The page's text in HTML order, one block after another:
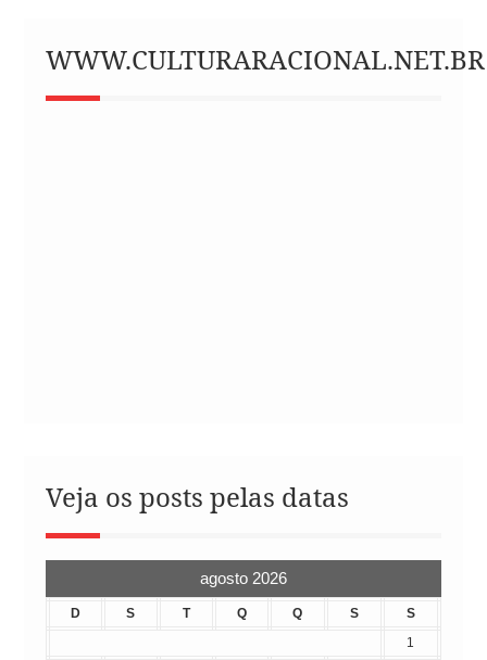
WWW.CULTURARACIONAL.NET.BR
Veja os posts pelas datas
agosto 2026
D S T Q Q S
S
1